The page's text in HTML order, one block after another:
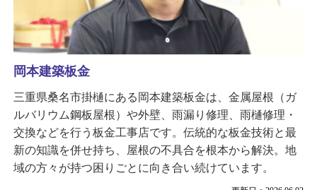
岡本建築板金
三重県桑名市掛樋にある岡本建築板金は、金属屋根（ガ
ルバリウム鋼板屋根）や外壁、雨漏り修理、雨樋修理・
交換などを行う板金工事店です。伝統的な板金技術と最
新の知識を併せ持ち、屋根の不具合を根本から解決。地
域の方々が持つ困りごとに向き合い続けています。